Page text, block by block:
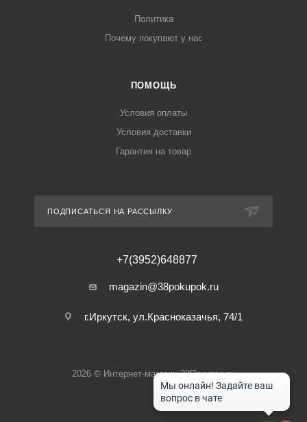
Политика
Почему покупают у нас
ПОМОЩЬ
Условия оплаты
Условия доставки
Гарантия на товар
ПОДПИСАТЬСЯ НА РАССЫЛКУ
+7(3952)648877
magazin@38pokupok.ru
г.Иркутск, ул.Красноказачья, 74/1
2026 © Интернет-магазин 38Покупок.ру